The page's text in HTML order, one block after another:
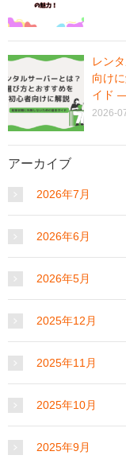
レン
向け
イド
2026-
アーカイブ
2026年7月
2026年6月
2026年5月
2025年12月
2025年11月
2025年10月
2025年9月